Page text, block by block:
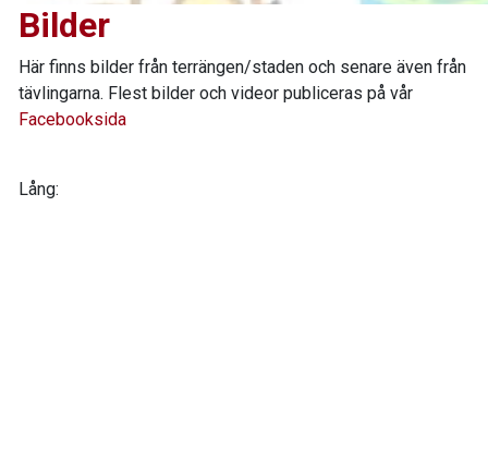
Bilder
Här finns bilder från terrängen/staden och senare även från
tävlingarna. Flest bilder och videor publiceras på vår
Facebooksida
Lång: